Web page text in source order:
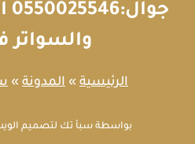
والسواتر
الرئيسية » المدونة »
بواسطة سبأ تك لتصميم